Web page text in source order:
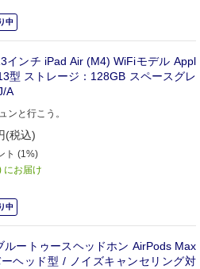
中
インチ iPad Air (M4) WiFiモデル Appl
型 ストレージ：128GB スペースグレ
A
ンと行こう。
(税込)
ト (1%)
にお届け
中
ルートゥースヘッドホン AirPods Max
ヘッド型 / ノイズキャンセリング対